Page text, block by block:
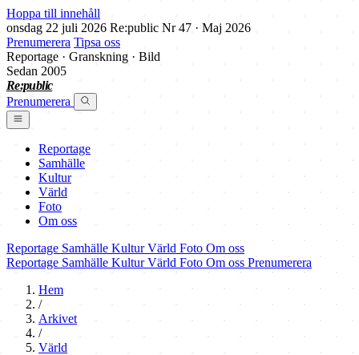
Hoppa till innehåll
onsdag 22 juli 2026 Re:public Nr 47 · Maj 2026
Prenumerera Tipsa oss
Reportage · Granskning · Bild
Sedan 2005
Re:public
Prenumerera
Reportage
Samhälle
Kultur
Värld
Foto
Om oss
Reportage Samhälle KulturVärld Foto Om oss
Reportage Samhälle KulturVärld Foto Om oss Prenumerera
Hem
/
Arkivet
/
Värld